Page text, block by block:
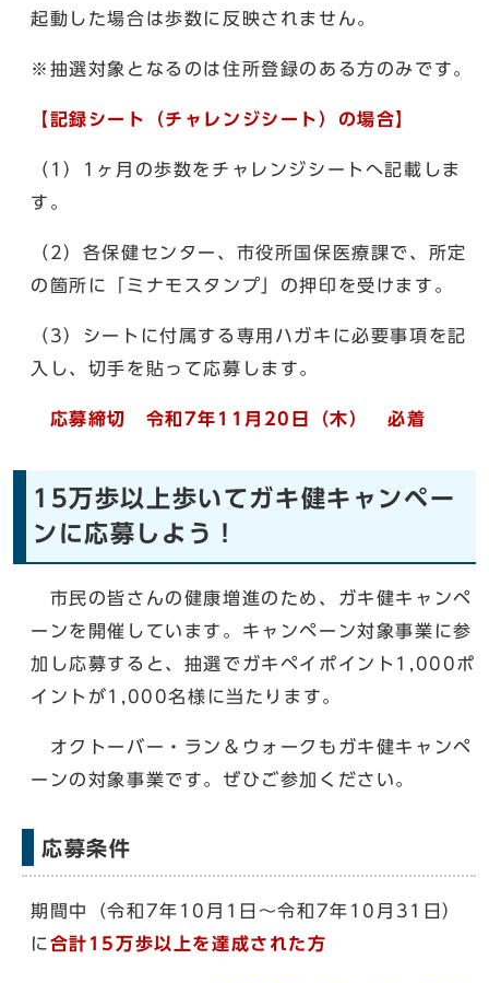
起動した場合は歩数に反映されません。
※抽選対象となるのは住所登録のある方のみです。
【記録シート（チャレンジシート）の場合】
（1）1ヶ月の歩数をチャレンジシートへ記載しま
す。
（2）各保健センター、市役所国保医療課で、所定
の箇所に「ミナモスタンプ」の押印を受けます。
（3）シートに付属する専用ハガキに必要事項を記
入し、切手を貼って応募します。
応募締切 令和7年11月20日（木） 必着
15万歩以上歩いてガキ健キャンペー
ンに応募しよう！
市民の皆さんの健康増進のため、ガキ健キャンペ
ーンを開催しています。キャンペーン対象事業に参
加し応募すると、抽選でガキペイポイント1,000ポ
イントが1,000名様に当たります。
オクトーバー・ラン＆ウォークもガキ健キャンペ
ーンの対象事業です。ぜひご参加ください。
応募条件
期間中（令和7年10月1日〜令和7年10月31日）
に 合計15万歩以上を達成された方